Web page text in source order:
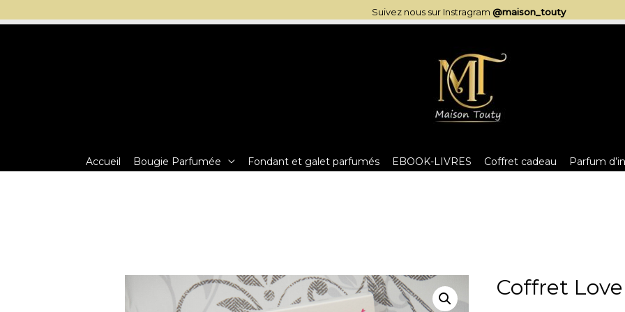
Suivez nous sur Instragram @maison_touty
Accueil Bougie Parfumée Fondant et galet parfumés EBOOK-LIVRES Coffret cadeau Parfum
Coffret Love